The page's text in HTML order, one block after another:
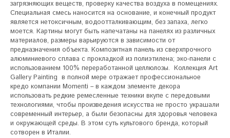
загрязняющих веществ, проверку качества воздуха в помещениях.
Специальная смесь наносится на основание, и конечный продукт
является нетоксичным, водоотталкивающим, без запаха, легко
моется. Картины могут быть напечатаны на панелях из различных
материалов, размеры варьируются в зависимости от
предназначения объекта. Композитная панель из сверхпрочного
алюминиевого сплава с прокладкой из полиэтилена; эко-панели с
использованием 100% переработанной целлюлозы.  Коллекция Art
Gallery Painting  в полной мере отражает профессиональное
кредо компании Momenti – в каждом элементе декора
использовать редкие ремесленные техники вкупе с передовыми
технологиями, чтобы произведения искусства не просто украшали
современный интерьер, а были безопасны для здоровья человека
и окружающей среды. В этом суть культового бренда, который
сотворен в Италии.